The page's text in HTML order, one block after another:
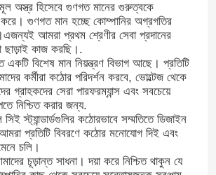
অস্ত্র হিসেবে গুণগত মানের গুরুত্বকে
করে। গুণগত মান হচ্ছে কোম্পানির অগ্রগতির
আমরা প্রথম শ্রেণীর সেবা প্রদানের
ছাড়াই কাজ করছি।.
একটি বিশেষ মান নিয়ন্ত্রণ বিভাগ আছে। প্রতিটি
কর্মীরা কঠোর পরিদর্শন করবে, ভোল্টেজ থেকে
গ্রাহকদের সেরা পারফরম্যান্স এবং সবচেয়ে
নিশ্চিত করার জন্য.
স্ট্যান্ডার্ডগুলির কঠোরভাবে সম্মতিতে ডিজাইন
প্রতিটি বিবরণে কঠোর মনোযোগ দিই এবং
চলি।
চূড়ান্ত সাধনা। দয়া করে নিশ্চিত থাকুন যে